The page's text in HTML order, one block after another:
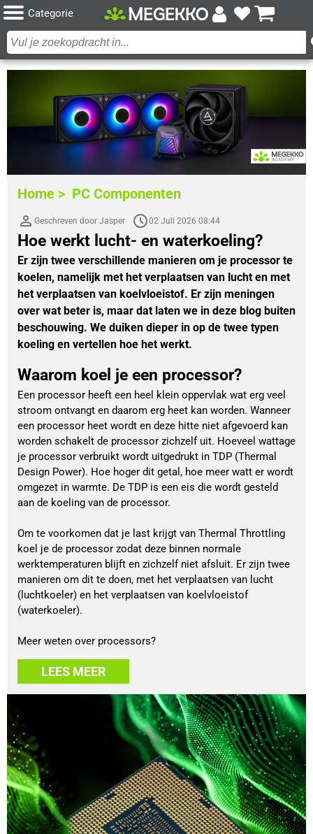
Categorie
Home > PC Componenten
Geschreven door Jasper 02 Juli 2026 08:44
Hoe werkt lucht- en waterkoeling?
Er zijn twee verschillende manieren om je processor te
koelen, namelijk met het verplaatsen van lucht en met
het verplaatsen van koelvloeistof. Er zijn meningen
over wat beter is, maar dat laten we in deze blog buiten
beschouwing. We duiken dieper in op de twee typen
koeling en vertellen hoe het werkt.
Waarom koel je een processor?
Een processor heeft een heel klein oppervlak wat erg veel
stroom ontvangt en daarom erg heet kan worden. Wanneer
een processor heet wordt en deze hitte niet afgevoerd kan
worden schakelt de processor zichzelf uit. Hoeveel wattage
je processor verbruikt wordt uitgedrukt in TDP (Thermal
Design Power). Hoe hoger dit getal, hoe meer watt er wordt
omgezet in warmte. De TDP is een eis die wordt gesteld
aan de koeling van de processor.
Om te voorkomen dat je last krijgt van Thermal Throttling
koel je de processor zodat deze binnen normale
werktemperaturen blijft en zichzelf niet afsluit. Er zijn twee
manieren om dit te doen, met het verplaatsen van lucht
(luchtkoeler) en het verplaatsen van koelvloeistof
(waterkoeler).
Meer weten over processors?
LEES MEER